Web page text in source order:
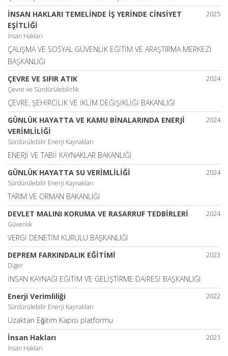
2025
İNSAN HAKLARI TEMELİNDE İŞ YERİNDE CİNSİYET
EŞİTLİĞİ
İnsan Hakları
ÇALIŞMA VE SOSYAL GÜVENLİK EĞİTİM VE ARAŞTIRMA MERKEZİ
BAŞKANLIĞI
2024
ÇEVRE VE SIFIR ATIK
Çevre ve Sürdürülebilirlik
ÇEVRE, ŞEHİRCİLİK VE İKLİM DEĞİŞİKLİĞİ BAKANLIĞI
2024
GÜNLÜK HAYATTA VE KAMU BİNALARINDA ENERJİ
VERİMLİLİĞİ
Sürdürülebilir Enerji Kaynakları
ENERJİ VE TABİİ KAYNAKLAR BAKANLIĞI
2024
GÜNLÜK HAYATTA SU VERİMLİLİĞİ
Sürdürülebilir Enerji Kaynakları
TARIM VE ORMAN BAKANLIĞI
2024
DEVLET MALINI KORUMA VE RASARRUF TEDBİRLERİ
Güvenlik
VERGİ DENETİM KURULU BAŞKANLIĞI
2023
DEPREM FARKINDALIK EĞİTİMİ
Diğer
İNSAN KAYNAĞI EĞİTİM VE GELİŞTİRME DAİRESİ BAŞKANLIĞI
2022
Enerji Verimliliği
Sürdürülebilir Enerji Kaynakları
Uzaktan Eğitim Kapısı platformu
2021
İnsan Hakları
İnsan Hakları